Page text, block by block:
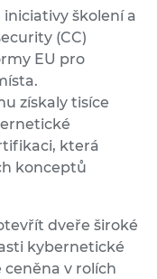
školení a
(CC)
EU pro
získaly tisíce
která
konceptů
dveře široké
kybernetické
ceněna v rolích